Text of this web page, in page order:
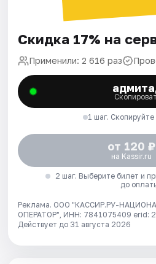
Скидка 17% на
Применили: 2 616 раз
1 шаг.
от 120 ₽
на Kassir.ru
2 шаг. Выберите билет и
до
Реклама. ООО "КАССИР.РУ-
ОПЕРАТОР", ИНН: 7841075409 erid:
Действует до 31 августа 2026